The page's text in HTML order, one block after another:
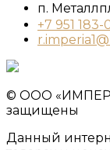
п.
+7 951 183-
© ООО
защищены
Данный